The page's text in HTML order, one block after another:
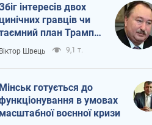
інтересів двох
гравців чи
план Трампа
і Путіна?
Віктор Швець 9,1 т.
Мінськ готується до
в умовах
масштабної воєнної кризи